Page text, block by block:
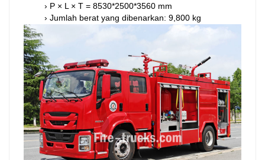
› P × L × T = 8530*2500*3560 mm
› Jumlah berat yang dibenarkan: 9,800 kg